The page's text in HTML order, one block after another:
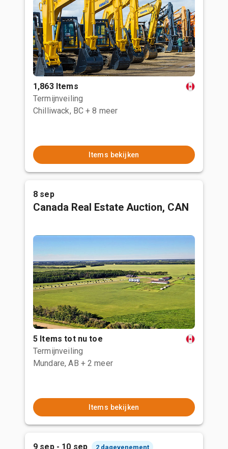
1,863 Items
Termijnveiling
Chilliwack, BC + 8 meer
Items bekijken
8 sep
Canada Real Estate Auction, CAN
5 Items tot nu toe
Termijnveiling
Mundare, AB + 2 meer
Items bekijken
9 sep - 10 sep 2 dagevenement